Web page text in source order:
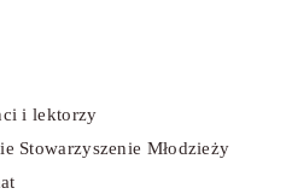
i lektorzy
Stowarzyszenie Młodzieży